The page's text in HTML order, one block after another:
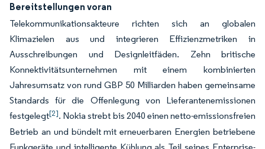
Bereitstellungen voran
Telekommunikationsakteure richten sich an globalen
Klimazielen aus und integrieren Effizienzmetriken in
Ausschreibungen und Designleitfäden. Zehn britische
Konnektivitätsunternehmen mit einem kombinierten
Jahresumsatz von rund GBP 50 Milliarden haben gemeinsame
Standards für die Offenlegung von Lieferantenemissionen
festgelegt[2]. Nokia strebt bis 2040 einen netto-emissionsfreien
Betrieb an und bündelt mit erneuerbaren Energien betriebene